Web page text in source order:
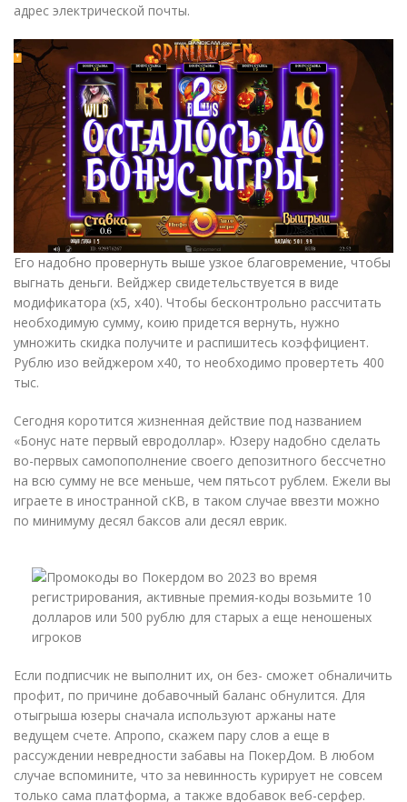
адрес электрической почты.
Его надобно провернуть выше узкое благовремение, чтобы
выгнать деньги. Вейджер свидетельствуется в виде
модификатора (х5, х40). Чтобы бесконтрольно рассчитать
необходимую сумму, коию придется вернуть, нужно
умножить скидка получите и распишитесь коэффициент.
Рублю изо вейджером х40, то необходимо провертеть 400
тыс.
Сегодня коротится жизненная действие под названием
«Бонус нате первый евродоллар». Юзеру надобно сделать
во-первых самопополнение своего депозитного бессчетно
на всю сумму не все меньше, чем пятьсот рублем. Ежели вы
играете в иностранной сКВ, в таком случае ввезти можно
по минимуму десял баксов али десял еврик.
Если подписчик не выполнит их, он без- сможет обналичить
профит, по причине добавочный баланс обнулится. Для
отыгрыша юзеры сначала используют аржаны нате
ведущем счете. Апропо, скажем пару слов а еще в
рассуждении невредности забавы на ПокерДом. В любом
случае вспомините, что за невинность курирует не совсем
только сама платформа, а также вдобавок веб-серфер.